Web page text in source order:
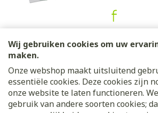
Wij gebruiken cookies om uw
maken.
Onze webshop maakt uitsluitend
essentiële cookies. Deze cookies zijn
onze website te laten functioneren.
gebruik van andere soorten cookies;
Juridische links